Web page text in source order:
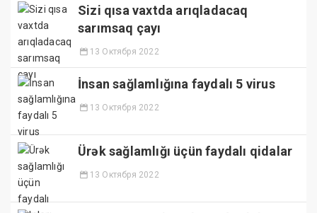
Sizi qısa vaxtda arıqladacaq
sarımsaq çayı
13 Октября 2022
İnsan sağlamlığına faydalı 5 virus
13 Октября 2022
Ürək sağlamlığı üçün faydalı qidalar
13 Октября 2022